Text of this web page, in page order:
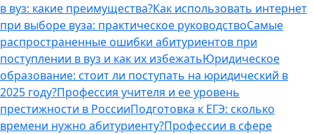
в вуз: какие преимущества?Как использовать интернет
при выборе вуза: практическое руководствоСамые
распространенные ошибки абитуриентов при
поступлении в вуз и как их избежатьЮридическое
образование: стоит ли поступать на юридический в
2025 году?Профессия учителя и ее уровень
престижности в РоссииПодготовка к ЕГЭ: сколько
времени нужно абитуриенту?Профессии в сфере